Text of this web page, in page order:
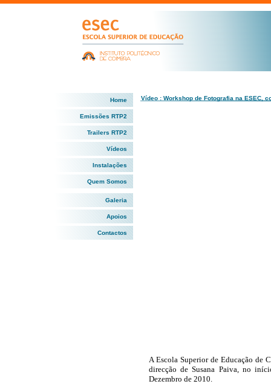
Home
Emissões RTP2
Trailers RTP2
Vídeos
Instalações
Quem Somos
Galeria
Apoios
Contactos
Vídeo : Workshop de Fotografia na ESEC,
A Escola Superior de Educação de
direcção de Susana Paiva, no
Dezembro de 2010.